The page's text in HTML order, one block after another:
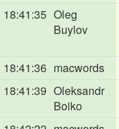
18:41:35 Oleg
Buylov
18:41:36 macwords
18:41:39 Oleksandr
Boiko